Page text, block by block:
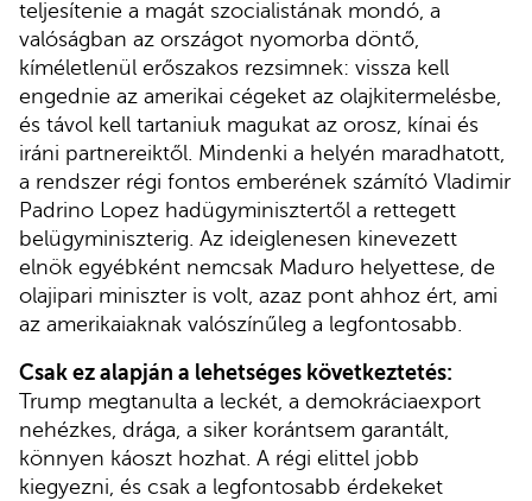
teljesítenie a magát szocialistának mondó, a
valóságban az országot nyomorba döntő,
kíméletlenül erőszakos rezsimnek: vissza kell
engednie az amerikai cégeket az olajkitermelésbe,
és távol kell tartaniuk magukat az orosz, kínai és
iráni partnereiktől. Mindenki a helyén maradhatott,
a rendszer régi fontos emberének számító Vladimir
Padrino Lopez hadügyminisztertől a rettegett
belügyminiszterig. Az ideiglenesen kinevezett
elnök egyébként nemcsak Maduro helyettese, de
olajipari miniszter is volt, azaz pont ahhoz ért, ami
az amerikaiaknak valószínűleg a legfontosabb.
Csak ez alapján a lehetséges következtetés:
Trump megtanulta a leckét, a demokráciaexport
nehézkes, drága, a siker korántsem garantált,
könnyen káoszt hozhat. A régi elittel jobb
kiegyezni, és csak a legfontosabb érdekeket